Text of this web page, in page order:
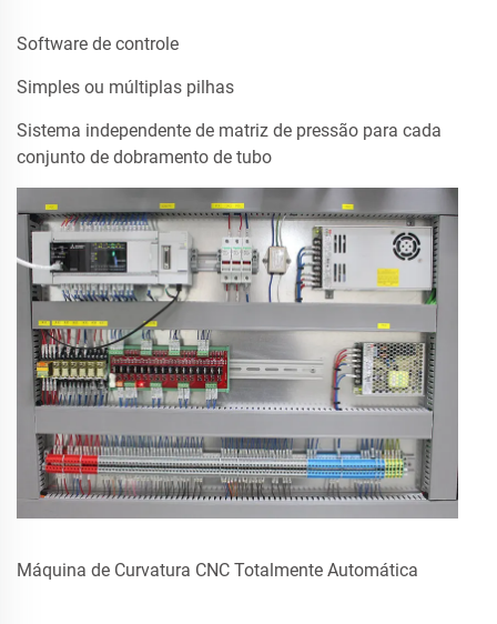
Software de controle
Simples ou múltiplas pilhas
Sistema independente de matriz de pressão para cada
conjunto de dobramento de tubo
Máquina de Curvatura CNC Totalmente Automática